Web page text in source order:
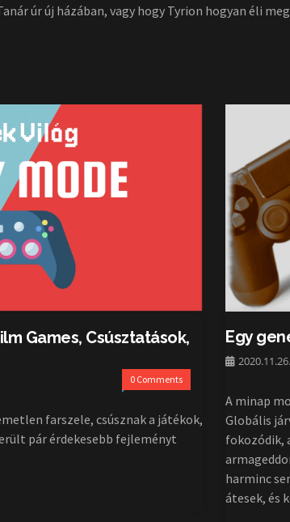
úr új házában, vagy hogy Tyrion hogyan éli
Games, Csúsztatások,
0 Comments
farszele, csúsznak a játékok,
pár érdekesebb fejleményt
Egy
2020.11.26.
A minap
Globális
fokozódik,
harminc
átesek, és